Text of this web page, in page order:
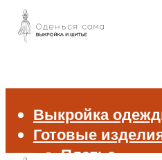
Выкройка
Готовые
Платье